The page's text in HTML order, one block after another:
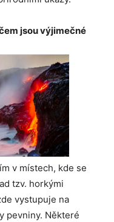
jsou výjimečné
v místech, kde se
tzv. horkými
vystupuje na
pevniny. Některé